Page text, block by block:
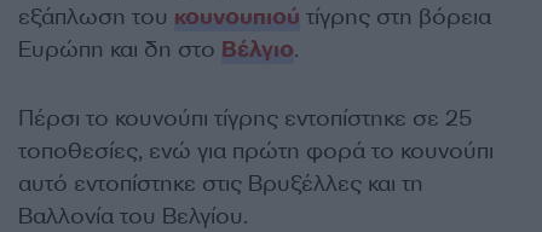
εξάπλωση του κουνουπιού τίγρης στη βόρεια
Ευρώπη και δη στο Βέλγιο.
Πέρσι το κουνούπι τίγρης εντοπίστηκε σε 25
τοποθεσίες, ενώ για πρώτη φορά το κουνούπι
αυτό εντοπίστηκε στις Βρυξέλλες και τη
Βαλλονία του Βελγίου.